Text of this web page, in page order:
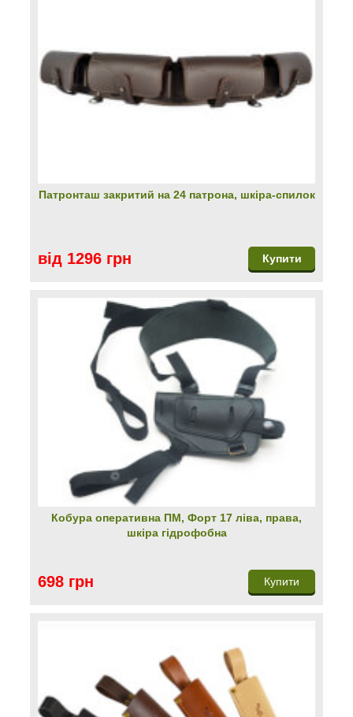
Патронташ закритий на 24 патрона, шкіра-спилок
від 1296 грн Купити
Кобура оперативна ПМ, Форт 17 ліва, права,
шкіра гідрофобна
698 грн Купити